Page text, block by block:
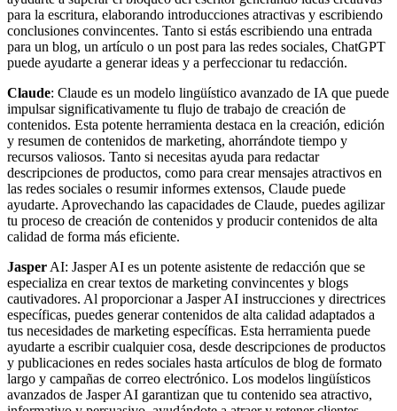
para la escritura, elaborando introducciones atractivas y escribiendo
conclusiones convincentes. Tanto si estás escribiendo una entrada
para un blog, un artículo o un post para las redes sociales, ChatGPT
puede ayudarte a generar ideas y a perfeccionar tu redacción.
Claude: Claude es un modelo lingüístico avanzado de IA que puede
impulsar significativamente tu flujo de trabajo de creación de
contenidos. Esta potente herramienta destaca en la creación, edición
y resumen de contenidos de marketing, ahorrándote tiempo y
recursos valiosos. Tanto si necesitas ayuda para redactar
descripciones de productos, como para crear mensajes atractivos en
las redes sociales o resumir informes extensos, Claude puede
ayudarte. Aprovechando las capacidades de Claude, puedes agilizar
tu proceso de creación de contenidos y producir contenidos de alta
calidad de forma más eficiente.
Jasper AI: Jasper AI es un potente asistente de redacción que se
especializa en crear textos de marketing convincentes y blogs
cautivadores. Al proporcionar a Jasper AI instrucciones y directrices
específicas, puedes generar contenidos de alta calidad adaptados a
tus necesidades de marketing específicas. Esta herramienta puede
ayudarte a escribir cualquier cosa, desde descripciones de productos
y publicaciones en redes sociales hasta artículos de blog de formato
largo y campañas de correo electrónico. Los modelos lingüísticos
avanzados de Jasper AI garantizan que tu contenido sea atractivo,